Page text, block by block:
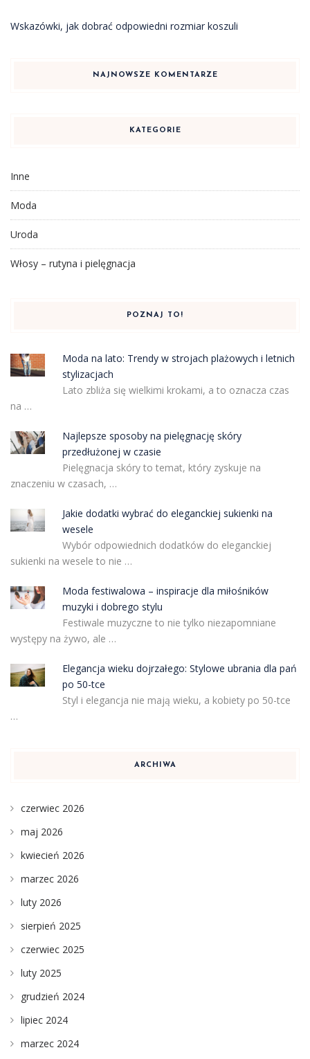
Wskazówki, jak dobrać odpowiedni rozmiar koszuli
NAJNOWSZE KOMENTARZE
KATEGORIE
Inne
Moda
Uroda
Włosy – rutyna i pielęgnacja
POZNAJ TO!
Moda na lato: Trendy w strojach plażowych i letnich
stylizacjach
Lato zbliża się wielkimi krokami, a to oznacza czas
na …
Najlepsze sposoby na pielęgnację skóry
przedłużonej w czasie
Pielęgnacja skóry to temat, który zyskuje na
znaczeniu w czasach, …
Jakie dodatki wybrać do eleganckiej sukienki na
wesele
Wybór odpowiednich dodatków do eleganckiej
sukienki na wesele to nie …
Moda festiwalowa – inspiracje dla miłośników
muzyki i dobrego stylu
Festiwale muzyczne to nie tylko niezapomniane
występy na żywo, ale …
Elegancja wieku dojrzałego: Stylowe ubrania dla pań
po 50-tce
Styl i elegancja nie mają wieku, a kobiety po 50-tce
…
ARCHIWA
czerwiec 2026
maj 2026
kwiecień 2026
marzec 2026
luty 2026
sierpień 2025
czerwiec 2025
luty 2025
grudzień 2024
lipiec 2024
marzec 2024